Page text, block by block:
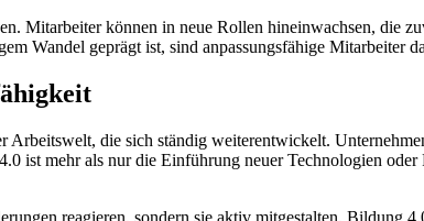
Mitarbeiter können in neue Rollen hineinwachsen, die
Wandel geprägt ist, sind anpassungsfähige Mitarbeiter
die sich ständig weiterentwickelt.
ist mehr als nur die Einführung neuer Technologien oder
reagieren, sondern sie aktiv mitgestalten. Bildung